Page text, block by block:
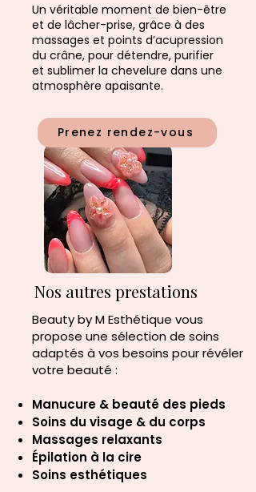
Un véritable moment de bien-être
et de lâcher-prise, grâce à des
massages et points d’acupression
du crâne, pour détendre, purifier
et sublimer la chevelure dans une
atmosphère apaisante.
Nos autres prestations
Beauty by M Esthétique vous
propose une sélection de soins
adaptés à vos besoins pour révéler
votre beauté :
Manucure & beauté des pieds
Soins du visage & du corps
Massages relaxants
Épilation à la cire
Soins esthétiques
Prenez rendez-vous